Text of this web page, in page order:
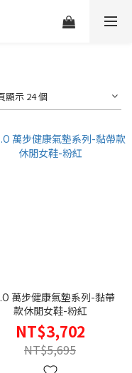
顯示 24 個
萬步健康氣墊系列-黏帶
款休閒女鞋-粉紅
NT$3,702
NT$5,695